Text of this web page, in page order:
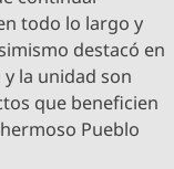
todo lo largo y
destacó en
la unidad son
que beneficien
Pueblo